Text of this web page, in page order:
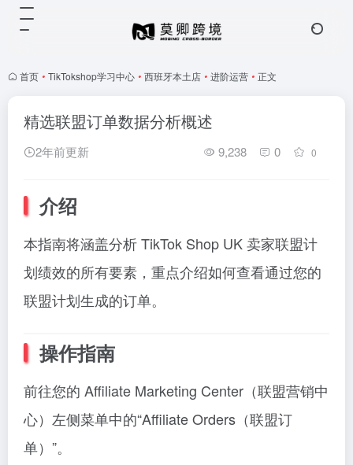
首页 • TikTokshop学习中心 • 西班牙本土店 • 进阶运营 • 正文
精选联盟订单数据分析概述
2年前更新 9,238 0 0
介绍
本指南将涵盖分析 TikTok Shop UK 卖家联盟计
划绩效的所有要素，重点介绍如何查看通过您的
联盟计划生成的订单。
操作指南
前往您的 Affiliate Marketing Center（联盟营销中
心）左侧菜单中的“Affiliate Orders（联盟订
单）”。